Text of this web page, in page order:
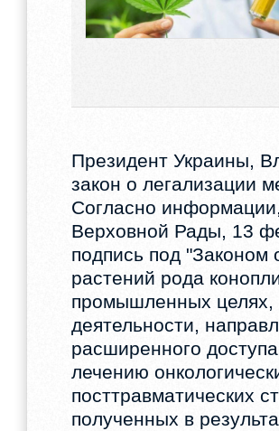
Президент Украины,
закон о легализации
Согласно
Верховной Рады, 13
подпись под
растений рода
промышленных целях,
деятельности,
расширенного
лечению
посттравматических
полученных в